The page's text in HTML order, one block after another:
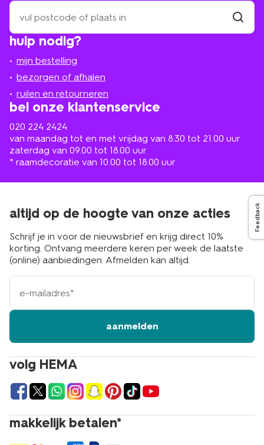
Feedback
hulp nodig?
mijn bestelling
bezorgen of afhalen
ruilen en retourneren
bel onze klantenservice
020 224 2424
van maandag tot en met vrijdag van 8.30 tot 21.00 uur
zaterdag van 09.00 tot 18.00 uur
* raamdecoratie van 10.00 tot 18.00 uur
zoek
een
winkel
bij
in
de
buurt
volg HEMA
makkelijk betalen*
altijd op de hoogte van onze acties
Schrijf je in voor de nieuwsbrief en krijg direct 10%
korting. Ontvang meerdere keren per week de laatste
(online) aanbiedingen. Afmelden kan altijd.
e-
mailadres
aanmelden